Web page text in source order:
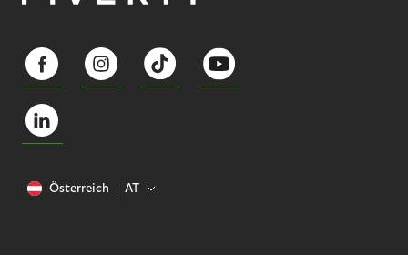
Österreich AT